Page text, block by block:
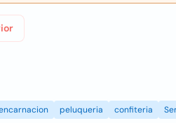
peluqueria confiteria